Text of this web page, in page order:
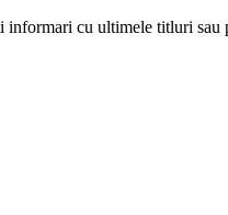
cu ultimele titluri sau